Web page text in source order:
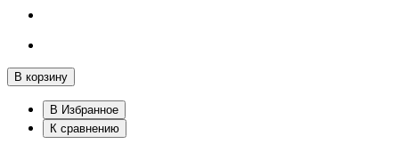
В корзину
В Избранное
К сравнению